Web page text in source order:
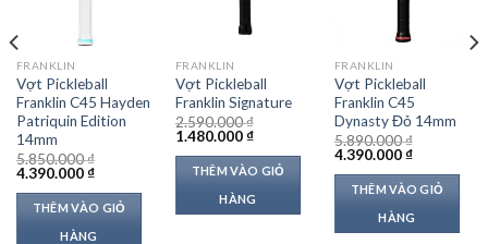
FRANKLIN
Vợt Pickleball
Franklin C45 Hayden
Patriquin Edition
14mm
5.850.000₫
Giá
5.850.000 ₫.
4.390.000₫Giá
tại
là:
4.390.000 ₫.
THÊM VÀO GIỎ
HÀNG
FRANKLIN
Vợt Pickleball
Franklin Signature
2.590.000₫
Giá
2.590.000 ₫.
1.480.000₫Giá
tại
là:
1.480.000 ₫.
THÊM VÀO GIỎ
HÀNG
FRANKLIN
Vợt Pickleball
Franklin C45
Dynasty Đỏ 14mm
5.890.000₫
Giá
5.890.000 ₫.
4.390.000₫Giá
tại
là:
4.390.000
THÊM VÀO GIỎ
HÀNG